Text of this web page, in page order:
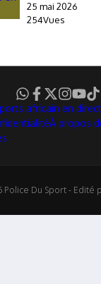
25 mai 2026
254Vues
africain en direct
À propos
Du Sport - Edité